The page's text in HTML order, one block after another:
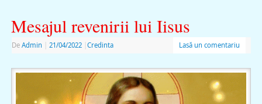
Mesajul revenirii lui Iisus
De Admin 21/04/2022 Credinta Lasă un comentariu